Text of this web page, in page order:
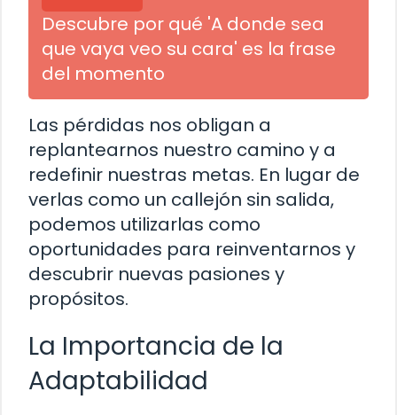
Descubre por qué 'A donde sea
que vaya veo su cara' es la frase
del momento
Las pérdidas nos obligan a
replantearnos nuestro camino y a
redefinir nuestras metas. En lugar de
verlas como un callejón sin salida,
podemos utilizarlas como
oportunidades para reinventarnos y
descubrir nuevas pasiones y
propósitos.
La Importancia de la
Adaptabilidad